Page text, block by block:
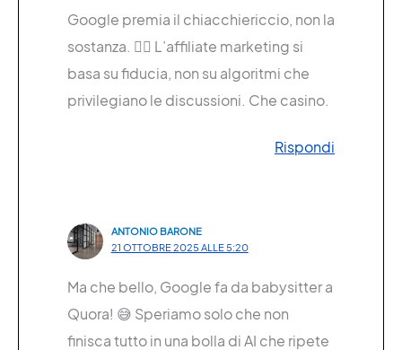
Google premia il chiacchiericcio, non la
sostanza. 🤷‍♂️ L’affiliate marketing si
basa su fiducia, non su algoritmi che
privilegiano le discussioni. Che casino.
Rispondi
ANTONIO BARONE
21 OTTOBRE 2025 ALLE 5:20
Ma che bello, Google fa da babysitter a
Quora! 😅 Speriamo solo che non
finisca tutto in una bolla di AI che ripete